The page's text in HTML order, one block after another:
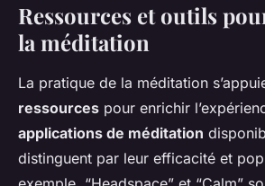
Ressources et outils
la méditation
La pratique de la méditation
ressources pour enrichir
applications de méditation
distinguent par leur efficacité et